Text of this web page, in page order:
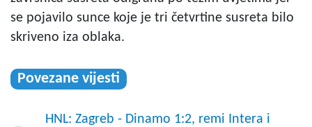
se pojavilo sunce koje je tri četvrtine susreta bilo
skriveno iza oblaka.
Povezane vijesti
HNL: Zagreb - Dinamo 1:2, remi Intera i